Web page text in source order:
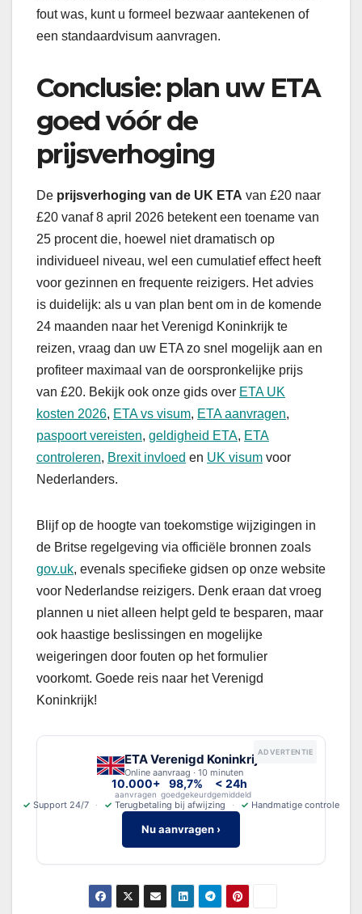
fout was, kunt u formeel bezwaar aantekenen of
een standaardvisum aanvragen.
Conclusie: plan uw ETA
goed vóór de
prijsverhoging
De prijsverhoging van de UK ETA van £20 naar
£20 vanaf 8 april 2026 betekent een toename van
25 procent die, hoewel niet dramatisch op
individueel niveau, wel een cumulatief effect heeft
voor gezinnen en frequente reizigers. Het advies
is duidelijk: als u van plan bent om in de komende
24 maanden naar het Verenigd Koninkrijk te
reizen, vraag dan uw ETA zo snel mogelijk aan en
profiteer maximaal van de oorspronkelijke prijs
van £20. Bekijk ook onze gids over ETA UK
kosten 2026, ETA vs visum, ETA aanvragen,
paspoort vereisten, geldigheid ETA, ETA
controleren, Brexit invloed en UK visum voor
Nederlanders.
Blijf op de hoogte van toekomstige wijzigingen in
de Britse regelgeving via officiële bronnen zoals
gov.uk, evenals specifieke gidsen op onze website
voor Nederlandse reizigers. Denk eraan dat vroeg
plannen u niet alleen helpt geld te besparen, maar
ook haastige beslissingen en mogelijke
weigeringen door fouten op het formulier
voorkomt. Goede reis naar het Verenigd
Koninkrijk!
ADVERTENTIE
ETA Verenigd Koninkrijk
Online aanvraag · 10 minuten
10.000+
aanvragen
98,7%
goedgekeurd
< 24h
gemiddeld
✓ Support 24/7 ✓ Terugbetaling bij afwijzing ✓ Handmatige controle
Nu aanvragen ›